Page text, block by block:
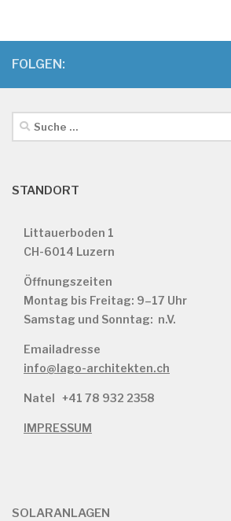
FOLGEN:
Suche
nach:
STANDORT
Littauerboden 1
CH-6014 Luzern
Öffnungszeiten
Montag bis Freitag: 9–17 Uhr
Samstag und Sonntag: n.V.
Emailadresse
info@lago-architekten.ch
Natel +41 78 932 2358
IMPRESSUM
SOLARANLAGEN